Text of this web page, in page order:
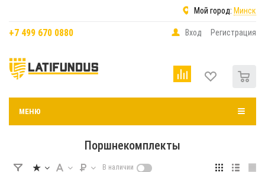
Мой город: Минск
+7 499 670 0880 Вход Регистрация
МЕНЮ
Поршнекомплекты
В наличии